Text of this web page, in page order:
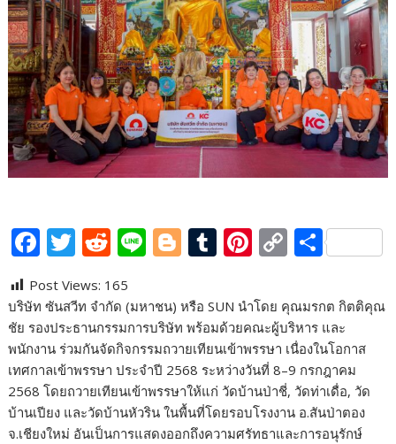
F
e
b
o
o
k
T
itt
er
R
d
di
t
Li
e
Bl
g
g
er
T
m
bl
r
Pi
er
e
st
C
p
y
Li
n
k
S
ar
e
Post Views: 165
บริษัท ซันสวีท จำกัด (มหาชน) หรือ SUN นำโดย คุณมรกต กิตติคุณ
ชัย รองประธานกรรมการบริษัท พร้อมด้วยคณะผู้บริหาร และ
พนักงาน ร่วมกันจัดกิจกรรมถวายเทียนเข้าพรรษา เนื่องในโอกาส
เทศกาลเข้าพรรษา ประจำปี 2568 ระหว่างวันที่ 8–9 กรกฎาคม
2568 โดยถวายเทียนเข้าพรรษาให้แก่ วัดบ้านป่าชี่, วัดท่าเดื่อ, วัด
บ้านเปียง และวัดบ้านหัวริน ในพื้นที่โดยรอบโรงงาน อ.สันป่าตอง
จ.เชียงใหม่ อันเป็นการแสดงออกถึงความศรัทธาและการอนุรักษ์